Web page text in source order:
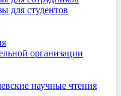
для студентов
организации
научные чтения